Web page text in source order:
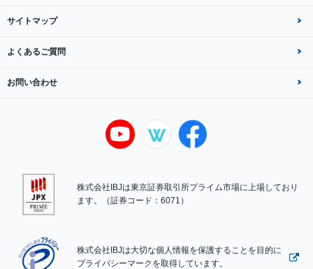
サイトマップ
よくあるご質問
お問い合わせ
株式会社IBJは東京証券取引所プライム市場に上場しており
ます。（証券コード：6071）
株式会社IBJは大切な個人情報を保護することを目的に
プライバシーマークを取得しています。